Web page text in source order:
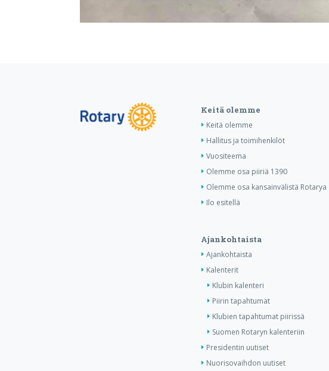
Keitä olemme
Keitä olemme
Hallitus ja toimihenkilöt
Vuositeema
Olemme osa piiriä 1390
Olemme osa kansainvälistä Rotarya
Ilo esitellä
Ajankohtaista
Ajankohtaista
Kalenterit
Klubin kalenteri
Piirin tapahtumat
Klubien tapahtumat piirissä
Suomen Rotaryn kalenteriin
Presidentin uutiset
Nuorisovaihdon uutiset